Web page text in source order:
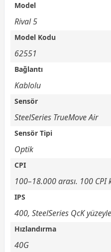
Model
Rival 5
Model Kodu
62551
Bağlantı
Kablolu
Sensör
SteelSeries TrueMove Air
Sensör Tipi
Optik
CPI
100–18.000 arası. 100
IPS
400, SteelSeries QcK
Hızlandırma
40G